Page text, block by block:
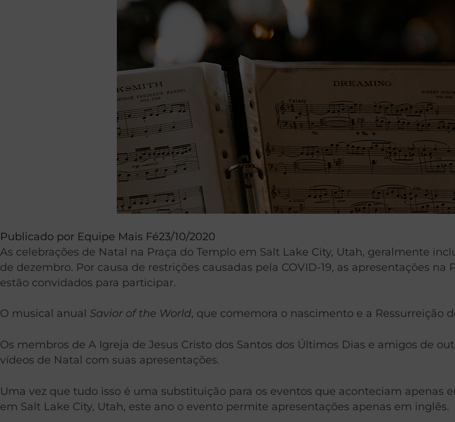
Publicado por Equipe Mais Fé23/10/2020
As celebrações de Natal na Praça do Templo em Salt Lake City, Utah, geralmente
de dezembro. Por causa de restrições causadas pela COVID-19, as apresentações
estão convidados para participar.
O musical anual Savior of the World, que comemora o nascimento e a Ressurreição
Os membros de A Igreja de Jesus Cristo dos Santos dos Últimos Dias e amigos de
vídeos de Natal com suas apresentações.
Uma vez que tudo isso é uma substituição para os eventos que aconteciam
em Salt Lake City, Utah, este ano o evento permite apresentações apenas em inglês.